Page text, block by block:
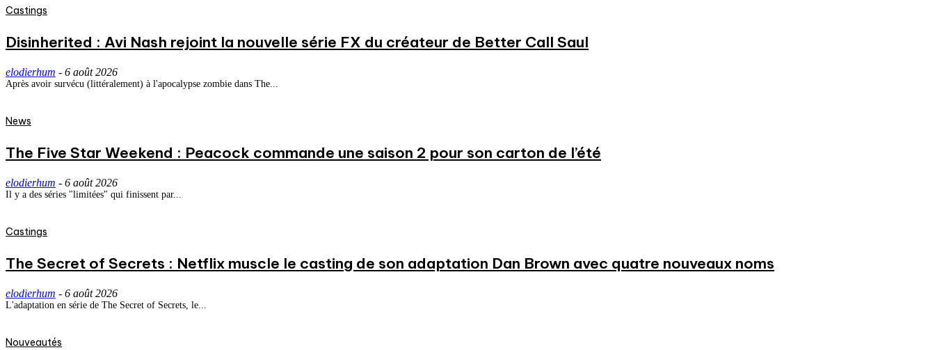
Castings
Disinherited : Avi Nash rejoint la nouvelle série FX du créateur de Better Call Saul
elodierhum - 6 août 2026
Après avoir survécu (littéralement) à l'apocalypse zombie dans The...
News
The Five Star Weekend : Peacock commande une saison 2 pour son carton de l’été
elodierhum - 6 août 2026
Il y a des séries "limitées" qui finissent par...
Castings
The Secret of Secrets : Netflix muscle le casting de son adaptation Dan Brown avec quatre nouveaux noms
elodierhum - 6 août 2026
L'adaptation en série de The Secret of Secrets, le...
Nouveautés